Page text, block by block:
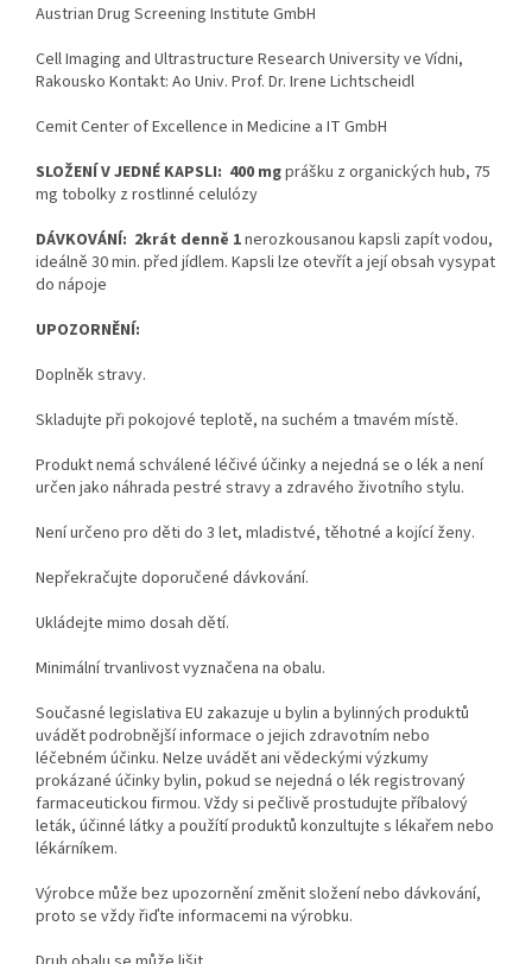
Austrian Drug Screening Institute GmbH
Cell Imaging and Ultrastructure Research University ve Vídni,
Rakousko Kontakt: Ao Univ. Prof. Dr. Irene Lichtscheidl
Cemit Center of Excellence in Medicine a IT GmbH
SLOŽENÍ V JEDNÉ KAPSLI: 400 mgprášku z organických hub, 75
mg tobolky z rostlinné celulózy
DÁVKOVÁNÍ: 2krát denně 1nerozkousanou kapsli zapít vodou,
ideálně 30 min. před jídlem. Kapsli lze otevřít a její obsah vysypat
do nápoje
UPOZORNĚNÍ:
Doplněk stravy.
Skladujte při pokojové teplotě, na suchém a tmavém místě.
Produkt nemá schválené léčivé účinky a nejedná se o lék a není
určen jako náhrada pestré stravy a zdravého životního stylu.
Není určeno pro děti do 3 let, mladistvé, těhotné a kojící ženy.
Nepřekračujte doporučené dávkování.
Ukládejte mimo dosah dětí.
Minimální trvanlivost vyznačena na obalu.
Současné legislativa EU zakazuje u bylin a bylinných produktů
uvádět podrobnější informace o jejich zdravotním nebo
léčebném účinku. Nelze uvádět ani vědeckými výzkumy
prokázané účinky bylin, pokud se nejedná o lék registrovaný
farmaceutickou firmou. Vždy si pečlivě prostudujte příbalový
leták, účinné látky a použítí produktů konzultujte s lékařem nebo
lékárníkem.
Výrobce může bez upozornění změnit složení nebo dávkování,
proto se vždy řiďte informacemi na výrobku.